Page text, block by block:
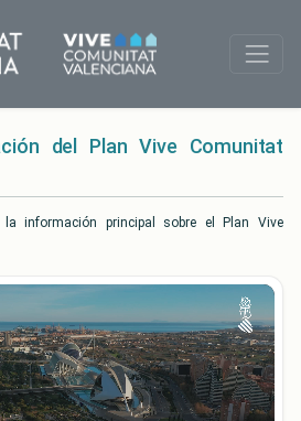
del Plan Vive Comunitat
información principal sobre el Plan Vive